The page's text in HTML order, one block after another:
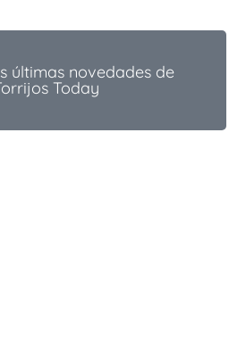
últimas novedades de
Today